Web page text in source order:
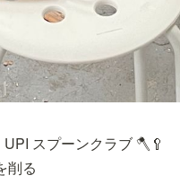
UPI スプーンクラブ 🪓🥄
削る